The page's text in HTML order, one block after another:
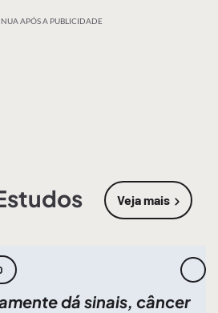
APÓS A PUBLICIDADE
Veja mais
sobre
dá sinais, câncer